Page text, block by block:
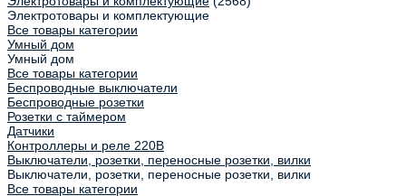
Электротовары и комплектующие
Все товары категории
Умный дом
Умный дом
Все товары категории
Беспроводные выключатели
Беспроводные розетки
Розетки с таймером
Датчики
Контроллеры и реле 220В
Выключатели, розетки, переносные розетки, вилки
Выключатели, розетки, переносные розетки, вилки
Все товары категории